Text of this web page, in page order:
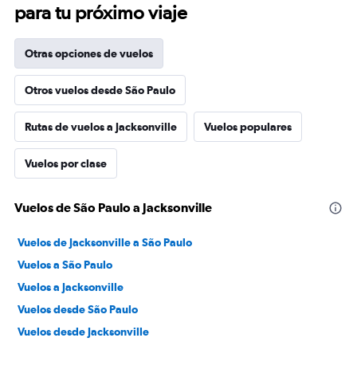
para tu próximo viaje
Otras opciones de vuelos
Otros vuelos desde São Paulo
Rutas de vuelos a Jacksonville Vuelos populares
Vuelos por clase
Vuelos de São Paulo a Jacksonville
Vuelos de Jacksonville a São Paulo
Vuelos a São Paulo
Vuelos a Jacksonville
Vuelos desde São Paulo
Vuelos desde Jacksonville